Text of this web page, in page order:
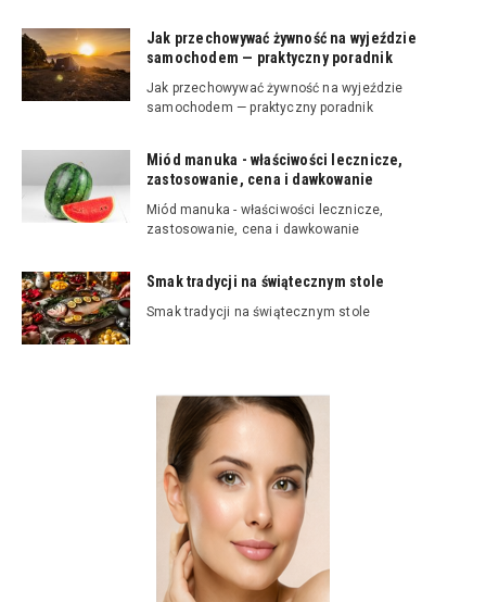
Jak przechowywać żywność na wyjeździe
samochodem — praktyczny poradnik
Jak przechowywać żywność na wyjeździe
samochodem — praktyczny poradnik
Miód manuka - właściwości lecznicze,
zastosowanie, cena i dawkowanie
Miód manuka - właściwości lecznicze,
zastosowanie, cena i dawkowanie
Smak tradycji na świątecznym stole
Smak tradycji na świątecznym stole